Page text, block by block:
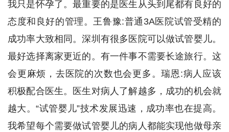
我只是怀孕了。最重要的是医生从头到尾都有良好的
态度和良好的管理。王鲁豫:普通3A医院试管受精的
成功率大致相同。深圳有很多医院可以做试管婴儿。
最好选择离家更近的。有一件事不需要长途旅行。这
会更麻烦，去医院的次数也会更多。瑞恩:病人应该
积极配合医生。医生对病人了解越多，成功的机会就
越大。“试管婴儿”技术发展迅速，成功率也在提高。
我希望每个需要做试管婴儿的病人都能实现他做母亲